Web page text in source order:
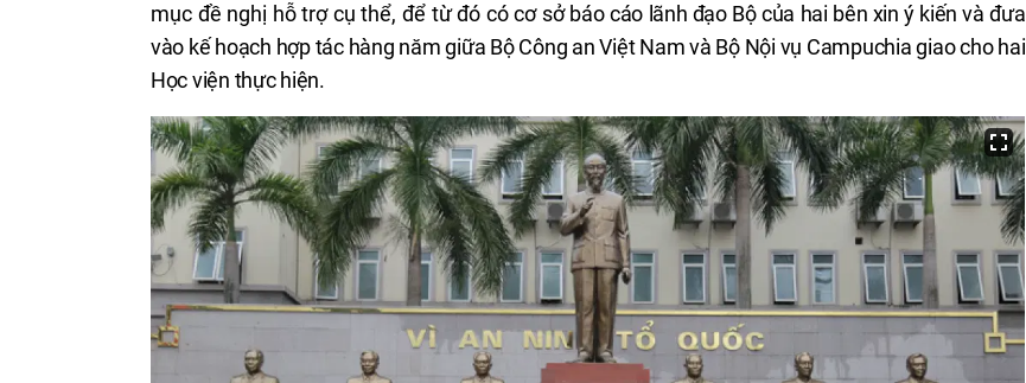
mục đề nghị hỗ trợ cụ thể, để từ đó có cơ sởbáo cáo lãnh đạo Bộ của hai bên xin ý kiến và đưa
vào kế hoạch hợp tác hàng năm giữa Bộ Công an Việt Nam và Bộ Nội vụ Campuchia giao cho hai
Học viện thực hiện.